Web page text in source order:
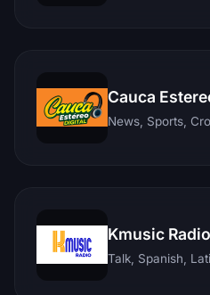
Cauca
News, Sports,
Kmusic Radio
Talk, Spanish,